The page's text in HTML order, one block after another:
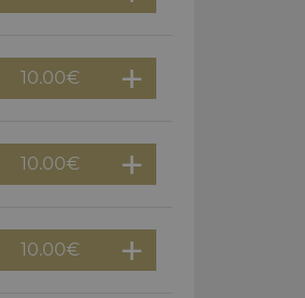
10.00€
10.00€
10.00€